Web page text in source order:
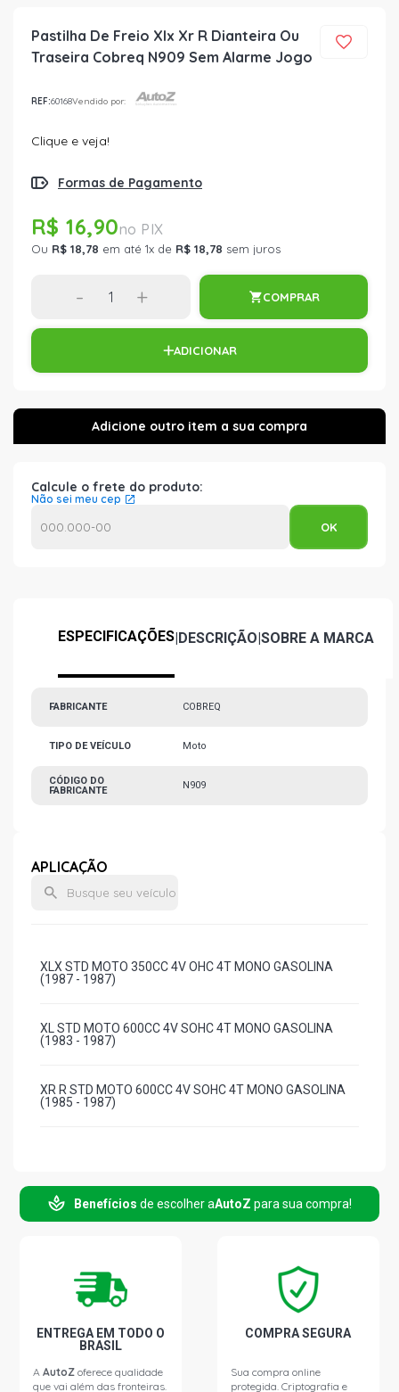
Pastilha De Freio Xlx Xr R Dianteira Ou
Traseira Cobreq N909 Sem Alarme Jogo
REF:60168Vendido por:
Clique e veja!
Formas de Pagamento
R$ 16,90
Ou R$ 18,78 em até 1x de R$ 18,78 sem juros
- + COMPRAR
ADICIONAR
Calcule o frete do produto:
Não sei meu cep
ESPECIFICAÇÕES|DESCRIÇÃO|SOBRE A MARCA
FABRICANTE COBREQ
TIPO DE VEÍCULO Moto
CÓDIGO DO
FABRICANTE
N909
APLICAÇÃO
XLX STD MOTO 350CC 4V OHC 4T MONO GASOLINA
(1987 - 1987)
XL STD MOTO 600CC 4V SOHC 4T MONO GASOLINA
(1983 - 1987)
XR R STD MOTO 600CC 4V SOHC 4T MONO GASOLINA
(1985 - 1987)
Benefícios de escolher aAutoZ para sua compra!
ENTREGA EM TODO O
BRASIL
AAutoZ oferece qualidade
que vai além das fronteiras.
COMPRA SEGURA
Sua compra online
protegida. Criptografia e